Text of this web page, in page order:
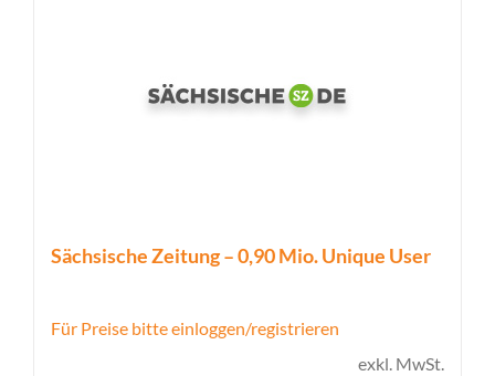
Sächsische Zeitung – 0,90 Mio. Unique User
Für Preise bitte einloggen/registrieren
exkl. MwSt.